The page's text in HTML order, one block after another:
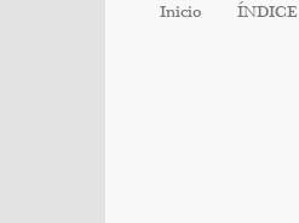
Inicio ÍNDICE